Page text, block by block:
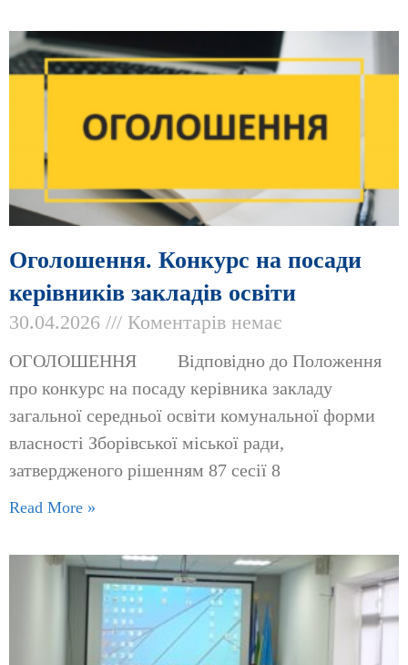
Оголошення. Конкурс на посади
керівників закладів освіти
30.04.2026 Коментарів немає
ОГОЛОШЕННЯ Відповідно до Положення
про конкурс на посаду керівника закладу
загальної середньої освіти комунальної форми
власності Зборівської міської ради,
затвердженого рішенням 87 сесії 8
Read More »